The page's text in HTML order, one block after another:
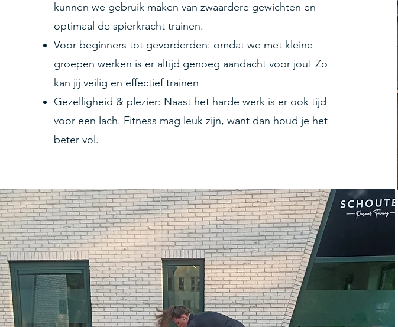
kunnen we gebruik maken van zwaardere gewichten en
optimaal de spierkracht trainen.
Voor beginners tot gevorderden: omdat we met kleine
groepen werken is er altijd genoeg aandacht voor jou! Zo
kan jij veilig en effectief trainen
Gezelligheid & plezier: Naast het harde werk is er ook tijd
voor een lach. Fitness mag leuk zijn, want dan houd je het
beter vol.